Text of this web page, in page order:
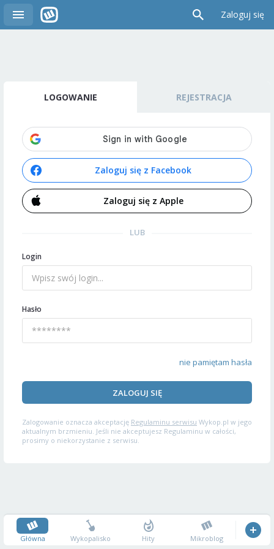
Zaloguj się
LOGOWANIE REJESTRACJA
Zaloguj się z Facebook
Zaloguj się z Apple
LUB
Login
Hasło
nie pamiętam hasła
ZALOGUJ SIĘ
Zalogowanie oznacza akceptację Regulaminu serwisu Wykop.pl w jego
aktualnym brzmieniu. Jeśli nie akceptujesz Regulaminu w całości,
prosimy o niekorzystanie z serwisu.
Główna Wykopalisko Hity Mikroblog